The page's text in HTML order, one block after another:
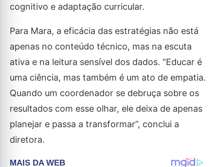
cognitivo e adaptação curricular.
Para Mara, a eficácia das estratégias não está
apenas no conteúdo técnico, mas na escuta
ativa e na leitura sensível dos dados. “Educar é
uma ciência, mas também é um ato de empatia.
Quando um coordenador se debruça sobre os
resultados com esse olhar, ele deixa de apenas
planejar e passa a transformar”, conclui a
diretora.